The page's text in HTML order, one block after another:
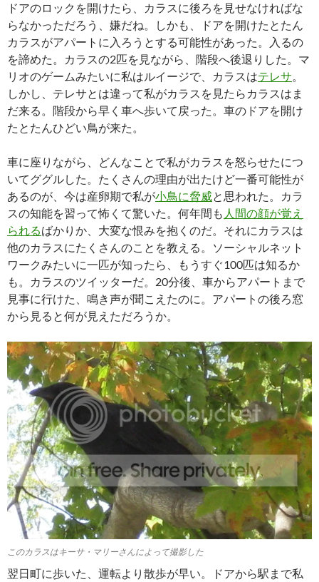
ドアのロックを開けたら、カラスに後ろを見せなければな
らなかっただろう、嫌だね。しかも、ドアを開けたとたん
カラスがアパートに入ろうとする可能性があった。入るの
を諦めた。カラスの2匹を見ながら、階段へ後退りした。マ
リオのゲームみたいに私はルイージで、カラスはテレサ。
しかし、テレサとは違って私がカラスを見たらカラスはま
だ来る。階段から早く車へ歩いて戻った。車のドアを開け
たとたんひどい鳥が来た。
車に座りながら、どんなことで私がカラスを怒らせたにつ
いてググルした。たくさんの理由が出たけど一番可能性が
あるのが、今は産卵期で私が小鳥に脅威と思われた。カラ
スの知能を習って怖くて驚いた。何年間も 人間の顔が覚え
られるばかりか、大変な恨みを抱くのだ。それにカラスは
他のカラスにたくさんのことを教える。ソーシャルネット
ワークみたいに一匹が知ったら、もうすぐ100匹は知るか
も。カラスのツイッターだ。20分後、車からアパートまで
見事に行けた、鳴き声が聞こえたのに。アパートの後ろ窓
から見ると何が見えただろうか。
このカラスはキーサ・マリーさんによって撮影した
翌日町に歩いた、運転より散歩が早い。ドアから駅まで私